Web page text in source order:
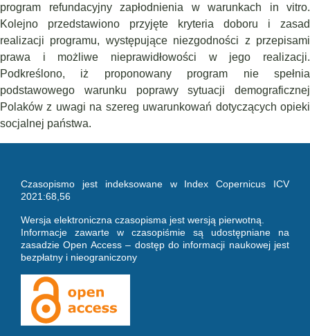
program refundacyjny zapłodnienia w warunkach in vitro.
Kolejno przedstawiono przyjęte kryteria doboru i zasad
realizacji programu, występujące niezgodności z przepisami
prawa i możliwe nieprawidłowości w jego realizacji.
Podkreślono, iż proponowany program nie spełnia
podstawowego warunku poprawy sytuacji demograficznej
Polaków z uwagi na szereg uwarunkowań dotyczących opieki
socjalnej państwa.
Czasopismo jest indeksowane w Index Copernicus ICV
2021:68,56
Wersja elektroniczna czasopisma jest wersją pierwotną.
Informacje zawarte w czasopiśmie są udostępniane na
zasadzie Open Access – dostęp do informacji naukowej jest
bezpłatny i nieograniczony